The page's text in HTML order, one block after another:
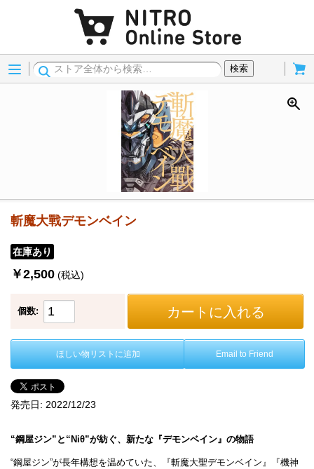
Menu
検索
斬魔大戰デモンベイン
在庫あり
￥2,500 (税込)
個数: カートに入れる
ほしい物リストに追加 Email to Friend
発売日: 2022/12/23
“鋼屋ジン”と“Niθ”が紡ぐ、新たな『デモンベイン』の物語
“鋼屋ジン”が長年構想を温めていた、『斬魔大聖デモンベイン』『機神